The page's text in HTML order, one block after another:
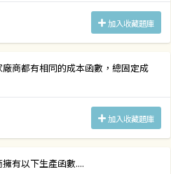
加入收藏題庫
商都有相同的成本函數，總固定成
加入收藏題庫
有以下生產函數....